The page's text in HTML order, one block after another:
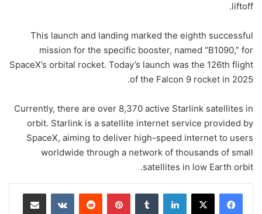
liftoff.
This launch and landing marked the eighth successful
mission for the specific booster, named “B1090,” for
SpaceX’s orbital rocket. Today’s launch was the 126th flight
of the Falcon 9 rocket in 2025.
Currently, there are over 8,370 active Starlink satellites in
orbit. Starlink is a satellite internet service provided by
SpaceX, aiming to deliver high-speed internet to users
worldwide through a network of thousands of small
satellites in low Earth orbit.
لينكدإن بينتيريست